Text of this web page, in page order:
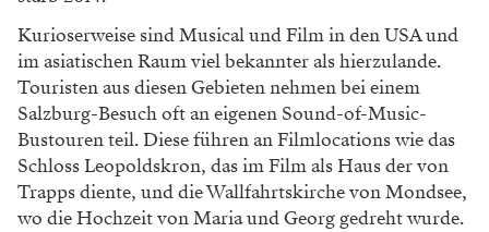
Kurioserweise sind Musical und Film in den USA und
im asiatischen Raum viel bekannter als hierzulande.
Touristen aus diesen Gebieten nehmen bei einem
Salzburg-Besuch oft an eigenen Sound-of-Music-
Bustouren teil. Diese führen an Filmlocations wie das
Schloss Leopoldskron, das im Film als Haus der von
Trapps diente, und die Wallfahrtskirche von Mondsee,
wo die Hochzeit von Maria und Georg gedreht wurde.